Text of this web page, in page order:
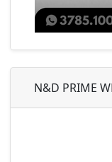
N&D PRIME